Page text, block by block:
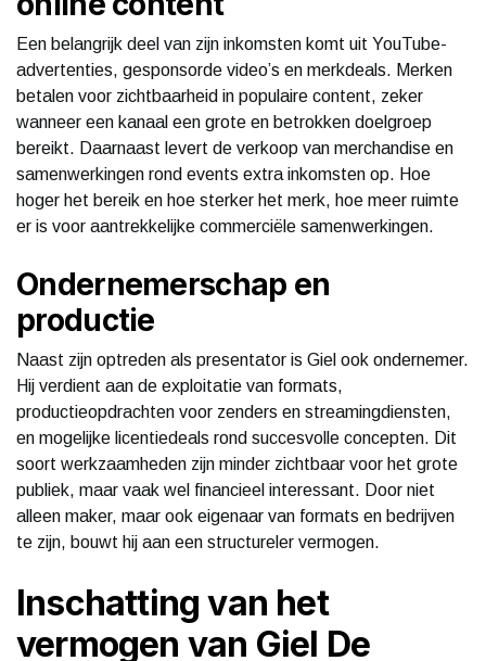
Een belangrijk deel van zijn inkomsten komt uit YouTube-
advertenties, gesponsorde video’s en merkdeals. Merken
betalen voor zichtbaarheid in populaire content, zeker
wanneer een kanaal een grote en betrokken doelgroep
bereikt. Daarnaast levert de verkoop van merchandise en
samenwerkingen rond events extra inkomsten op. Hoe
hoger het bereik en hoe sterker het merk, hoe meer ruimte
er is voor aantrekkelijke commerciële samenwerkingen.
Ondernemerschap en
productie
Naast zijn optreden als presentator is Giel ook ondernemer.
Hij verdient aan de exploitatie van formats,
productieopdrachten voor zenders en streamingdiensten,
en mogelijke licentiedeals rond succesvolle concepten. Dit
soort werkzaamheden zijn minder zichtbaar voor het grote
publiek, maar vaak wel financieel interessant. Door niet
alleen maker, maar ook eigenaar van formats en bedrijven
te zijn, bouwt hij aan een structureler vermogen.
Inschatting van het
vermogen van Giel De